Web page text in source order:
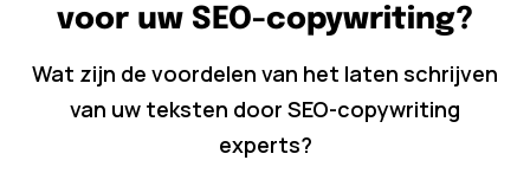
voor uw SEO-copywriting?
Wat zijn de voordelen van het laten schrijven
van uw teksten door SEO-copywriting
experts?